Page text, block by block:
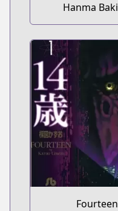
Hanma Baki
Fourteen